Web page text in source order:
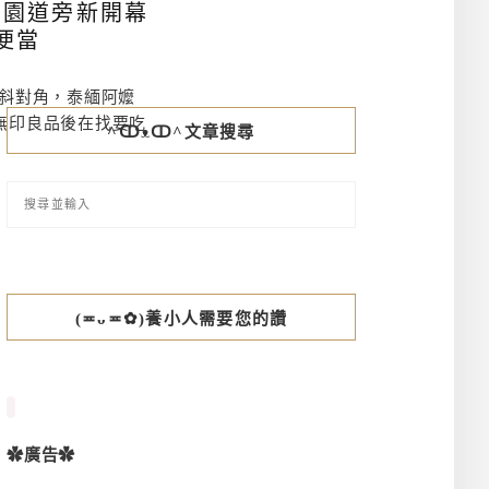
道旁新開幕
當
對角，泰緬阿嬤
印良品後在找要吃^ↀᴥↀ^文章搜尋
(≖ᴗ≖✿)養小人需要您的讚
✿廣告✿